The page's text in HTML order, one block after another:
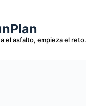
el asfalto, empieza el reto.